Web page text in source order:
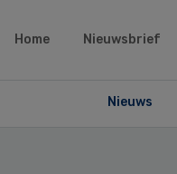
Home Nieuwsbrief
Nieuws